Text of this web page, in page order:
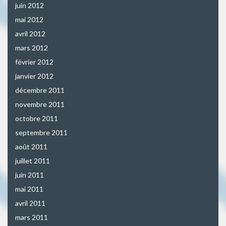
juin 2012
mai 2012
avril 2012
mars 2012
février 2012
janvier 2012
décembre 2011
novembre 2011
octobre 2011
septembre 2011
août 2011
juillet 2011
juin 2011
mai 2011
avril 2011
mars 2011